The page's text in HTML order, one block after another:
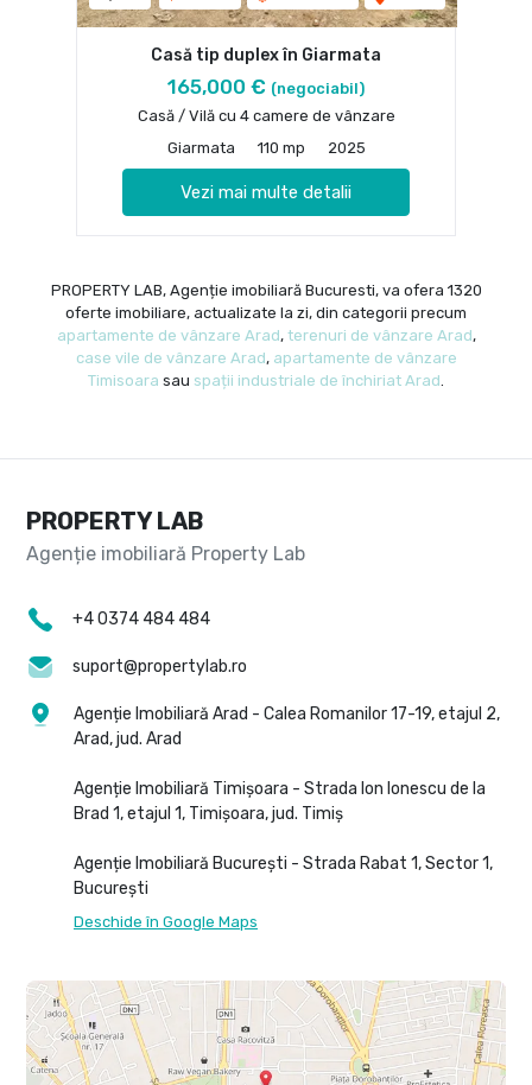
Casă tip duplex în Giarmata
165,000 € (negociabil)
Casă / Vilă cu 4 camere de vânzare
Giarmata
110 mp 2025
Vezi mai multe detalii
PROPERTY LAB, Agenție imobiliară Bucuresti, va ofera 1320
oferte imobiliare, actualizate la zi, din categorii precum
apartamente de vânzare Arad, terenuri de vânzare Arad,
case vile de vânzare Arad, apartamente de vânzare
Timisoara sau spații industriale de închiriat Arad
PROPERTY LAB
+4 0374 484 484
suport@propertylab.ro
Agenție Imobiliară Arad - Calea Romanilor 17-19, etajul 2,
Arad, jud. Arad
Agenție Imobiliară Timișoara - Strada Ion Ionescu de la
Brad 1, etajul 1, Timișoara, jud. Timiș
Agenție Imobiliară București - Strada Rabat 1, Sector 1,
București
Deschide în Google Maps